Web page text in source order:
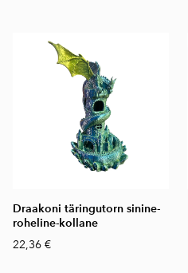
Draakoni täringutorn sinine-
roheline-kollane
22,36 €